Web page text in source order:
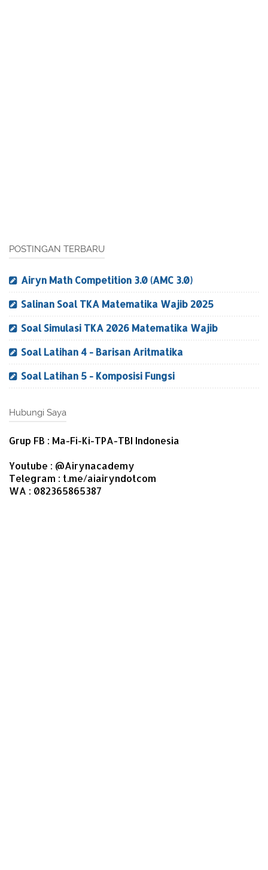
POSTINGAN TERBARU
Airyn Math Competition 3.0 (AMC 3.0)
Salinan Soal TKA Matematika Wajib 2025
Soal Simulasi TKA 2026 Matematika Wajib
Soal Latihan 4 - Barisan Aritmatika
Soal Latihan 5 - Komposisi Fungsi
Hubungi Saya
Grup FB : Ma-Fi-Ki-TPA-TBI Indonesia
Youtube : @Airynacademy
Telegram : t.me/aiairyndotcom
WA : 082365865387